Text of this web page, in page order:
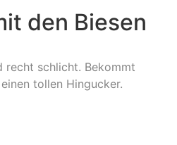
den Biesen
recht schlicht. Bekommt
tollen Hingucker.